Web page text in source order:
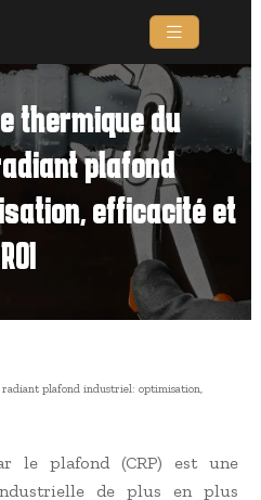
thermique du
plafond
efficacité et
ROI
plafond industriel: optimisation,
le plafond (CRP) est une
de plus en plus